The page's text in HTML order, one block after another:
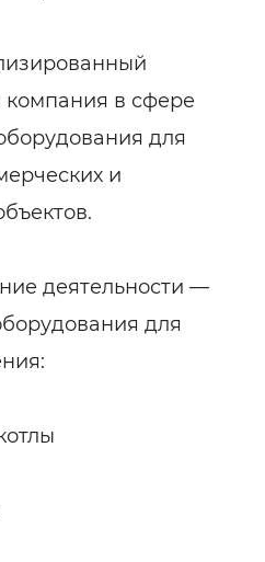
компания в сфере
для
и
деятельности —
для